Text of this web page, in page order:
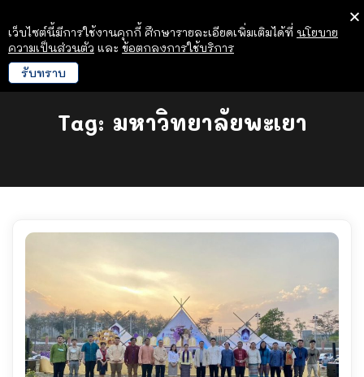
Tag: มหาวิทยาลัยพะเยา
เว็บไซต์นี้มีการใช้งานคุกกี้ ศึกษารายละเอียดเพิ่มเติมได้ที่ นโยบาย
ความเป็นส่วนตัว และ ข้อตกลงการใช้บริการ
รับทราบ